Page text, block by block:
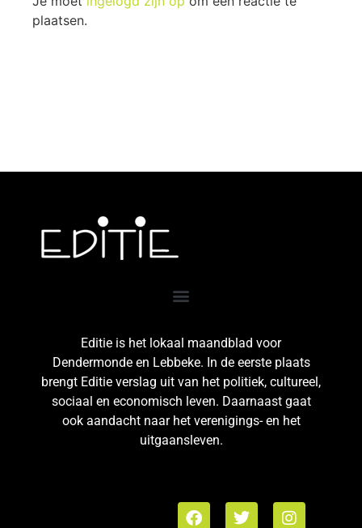
plaatsen.
Editie is het lokaal maandblad voor
Dendermonde en Lebbeke. In de eerste plaats
brengt Editie verslag uit van het politiek, cultureel,
sociaal en economisch leven. Daarnaast gaat
ook aandacht naar het verenigings- en het
uitgaansleven.